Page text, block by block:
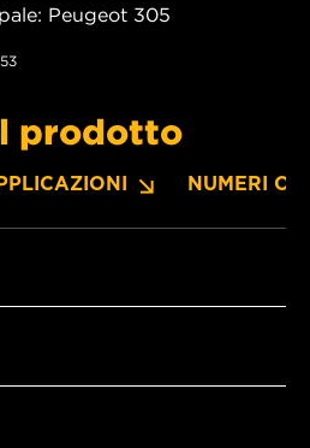
Peugeot 305
prodotto
NUMERI OE